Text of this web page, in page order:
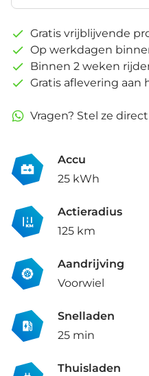
Gratis vrijblijvende
Op werkdagen
Binnen 2 weken
Gratis aflevering aan
Vragen? Stel ze
Accu
25 kWh
Actieradius
125 km
Aandrijving
Voorwiel
Snelladen
25 min
Thuisladen